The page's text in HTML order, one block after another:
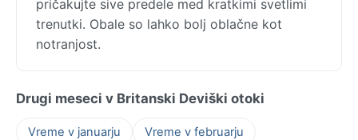
pričakujte sive predele med kratkimi svetlimi
trenutki. Obale so lahko bolj oblačne kot
notranjost.
Drugi meseci v Britanski Deviški otoki
Vreme v januarju
Vreme v februarju